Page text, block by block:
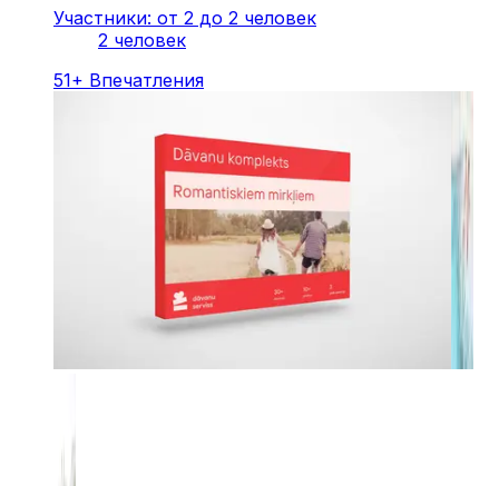
Участники: от 2 до 2 человек
2 человек
51+ Впечатления